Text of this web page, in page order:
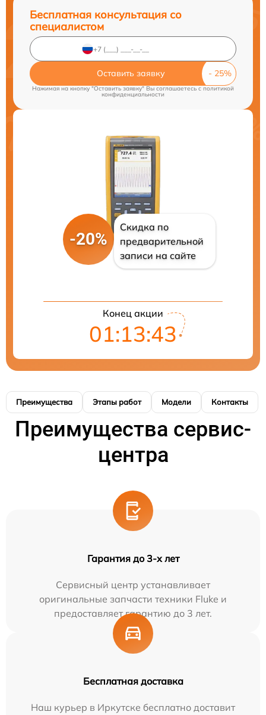
Бесплатная консультация со
специалистом
Оставить заявку
Нажимая на кнопку "Оставить заявку" Вы соглашаетесь cполитикой
конфиденциальности
-20%
Скидка по
предварительной
записи на сайте
Конец акции
01:13:42
Преимущества Этапы работ Модели Контакты
Преимущества сервис-
центра
Гарантия до 3-х лет
Сервисный центр устанавливает
оригинальные запчасти техники Fluke и
предоставляет гарантию до 3 лет.
Бесплатная доставка
Наш курьер в Иркутске бесплатно доставит